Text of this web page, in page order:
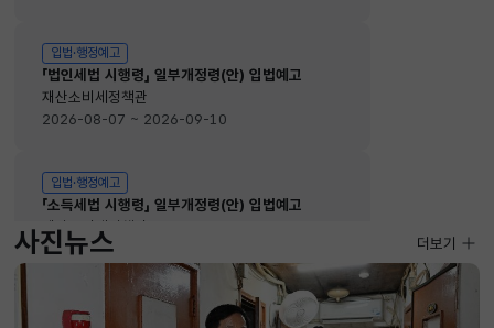
입법·행정예고
「법인세법 시행령」 일부개정령(안) 입법예고
재산소비세정책관
2026-08-07 ~ 2026-09-10
입법·행정예고
「소득세법 시행령」 일부개정령(안) 입법예고
재산소비세정책관
2026-08-07 ~ 2026-09-10
사진뉴스 사진뉴스
더보기